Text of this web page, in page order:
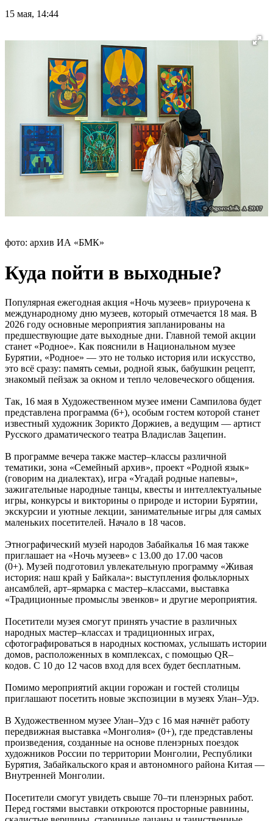
15 мая, 14:44
фото: архив ИА «БМК»
Куда пойти в выходные?
Популярная ежегодная акция «Ночь музеев» приурочена к
международному дню музеев, который отмечается 18 мая. В
2026 году основные мероприятия запланированы на
предшествующие дате выходные дни. Главной темой акции
станет «Родное». Как пояснили в Национальном музее
Бурятии, «Родное» — это не только история или искусство,
это всё сразу: память семьи, родной язык, бабушкин рецепт,
знакомый пейзаж за окном и тепло человеческого общения.
Так, 16 мая в Художественном музее имени Сампилова будет
представлена программа (6+), особым гостем которой станет
известный художник Зорикто Доржиев, а ведущим — артист
Русского драматического театра Владислав Зацепин.
В программе вечера также мастер–классы различной
тематики, зона «Семейный архив», проект «Родной язык»
(говорим на диалектах), игра «Угадай родные напевы»,
зажигательные народные танцы, квесты и интеллектуальные
игры, конкурсы и викторины о природе и истории Бурятии,
экскурсии и уютные лекции, занимательные игры для самых
маленьких посетителей. Начало в 18 часов.
Этнографический музей народов Забайкалья 16 мая также
приглашает на «Ночь музеев» с 13.00 до 17.00 часов
(0+). Музей подготовил увлекательную программу «Живая
история: наш край у Байкала»: выступления фольклорных
ансамблей, арт–ярмарка с мастер–классами, выставка
«Традиционные промыслы эвенков» и другие мероприятия.
Посетители музея смогут принять участие в различных
народных мастер–классах и традиционных играх,
сфотографироваться в народных костюмах, услышать истории
домов, расположенных в комплексах, с помощью QR–
кодов. С 10 до 12 часов вход для всех будет бесплатным.
Помимо мероприятий акции горожан и гостей столицы
приглашают посетить новые экспозиции в музеях Улан–Удэ.
В Художественном музее Улан–Удэ с 16 мая начнёт работу
передвижная выставка «Монголия» (0+), где представлены
произведения, созданные на основе пленэрных поездок
художников России по территории Монголии, Республики
Бурятия, Забайкальского края и автономного района Китая —
Внутренней Монголии.
Посетители смогут увидеть свыше 70–ти пленэрных работ.
Перед гостями выставки откроются просторные равнины,